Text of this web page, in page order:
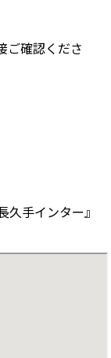
ご確認くださ
手インター』